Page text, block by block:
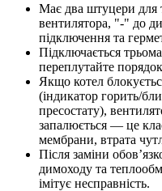
Має два штуцери для
вентилятора, "-" до
підключення та
Підключається
переплутайте
Якщо котел
(індикатор горить/
пресостату),
запалюється — це
мембрани, втрата
Після заміни
димоходу та
імітує несправність.